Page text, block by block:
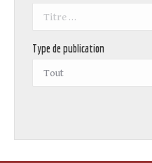
Type de publication